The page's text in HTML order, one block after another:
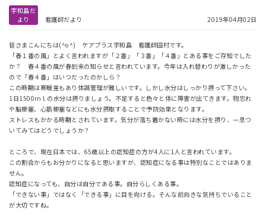
実践報告
リクルート
お問い合わせ
体験希望
宇和島だ
より
看護師だより 2019年04月02日
皆さまこんにちは(^o^) ケアプラス宇和島 看護師田村です。
「春１番の風」とよく言われますが「２番」「３番」「４番」とある事をご存知でした
か？ 春４番の風が春到来の知らせと言われています。今年は入れ替わりが激しかった
ので「春４番」はいつだったのかしら？
この時期は寒暖差もあり体調管理が難しいです。しかし水分はしっかり摂って下さい。
1日1500ｍｌの水分は摂りましょう。不足すると色々と体に障害が出てきます。物忘れ
や脳梗塞、心筋梗塞などにも水分摂取することで予防効果となります。
ストレスもかかる時期とされています。気分が落ち着かない時には水分を摂り、一息つ
いてみてはどうでしょうか？
ところで、現在日本では、65歳以上の認知症の方が4人に1人と言われています。
この割合からもお分かりになると思いますが、認知症になる事は特別なことではありま
せん。
認知症になっても、自分は自分である事。自分らしくある事。
「できない事」ではなく「できる事」に目を向ける。そんな前向きな気持ちでいること
が大切ですね。